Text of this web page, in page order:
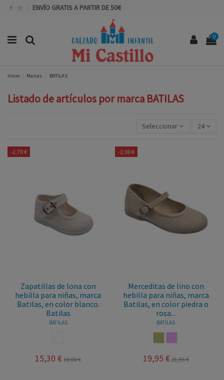
ENVÍO GRATIS A PARTIR DE 50€
0
Inicio Marcas BATILAS
Listado de artículos por marca BATILAS
Seleccionar 24
-2,70 €
Zapatillas de lona con
hebilla para niñas, marca
Batilas, en color blanco.
Batilas
BATILAS
15,30 € 18,00 €
-2,00 €
Merceditas de lino con
hebilla para niñas, marca
Batilas, en color piedra o
rosa...
BATILAS
19,95 € 21,95 €